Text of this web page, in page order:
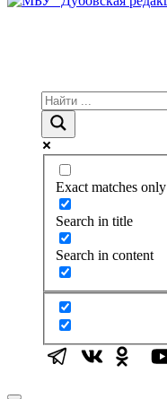
Exact matches only
Search in title
Search in content